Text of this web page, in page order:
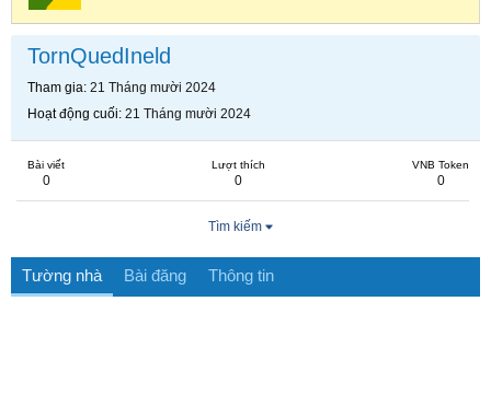
TornQuedIneld
Tham gia 21 Tháng mười 2024
Hoạt động cuối 21 Tháng mười 2024
Bài viết
0
Lượt thích
0
VNB Token
0
Tìm kiếm
Tường nhà Bài đăng Thông tin